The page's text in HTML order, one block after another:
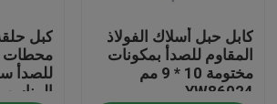
كابل حبل أسلاك الفولاذ
المقاوم للصدأ بمكونات
مختومة 10 * 9 مم
YW86024
كبل
محطات
للصدأ
المناسب YW86031